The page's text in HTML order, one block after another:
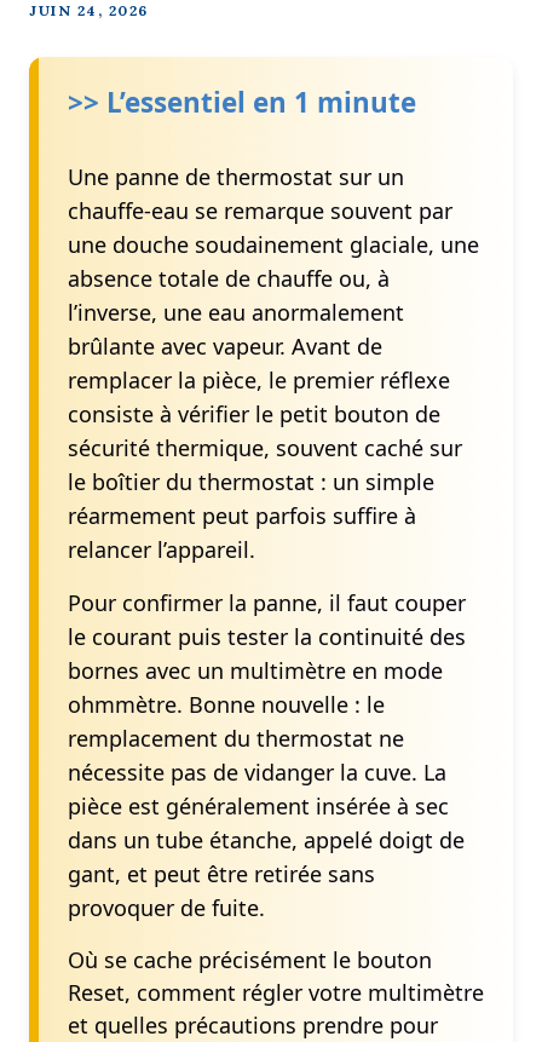
JUIN 24, 2026
>> L’essentiel en 1 minute
Une panne de thermostat sur un
chauffe-eau se remarque souvent par
une douche soudainement glaciale, une
absence totale de chauffe ou, à
l’inverse, une eau anormalement
brûlante avec vapeur. Avant de
remplacer la pièce, le premier réflexe
consiste à vérifier le petit bouton de
sécurité thermique, souvent caché sur
le boîtier du thermostat : un simple
réarmement peut parfois suffire à
relancer l’appareil.
Pour confirmer la panne, il faut couper
le courant puis tester la continuité des
bornes avec un multimètre en mode
ohmmètre. Bonne nouvelle : le
remplacement du thermostat ne
nécessite pas de vidanger la cuve. La
pièce est généralement insérée à sec
dans un tube étanche, appelé doigt de
gant, et peut être retirée sans
provoquer de fuite.
Où se cache précisément le bouton
Reset, comment régler votre multimètre
et quelles précautions prendre pour